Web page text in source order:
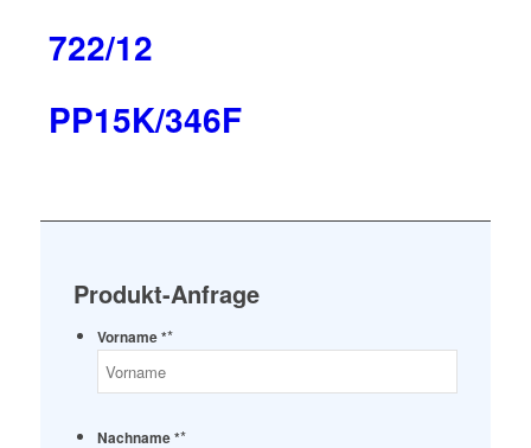
722/12
PP15K/346F
Produkt-Anfrage
Vorname **
Nachname **